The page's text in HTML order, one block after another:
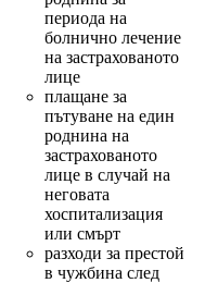
периода на
болнично лечение
на застрахованото
лице
плащане за
пътуване на един
роднина на
застрахованото
лице в случай на
неговата
хоспитализация
или смърт
разходи за престой
в чужбина след